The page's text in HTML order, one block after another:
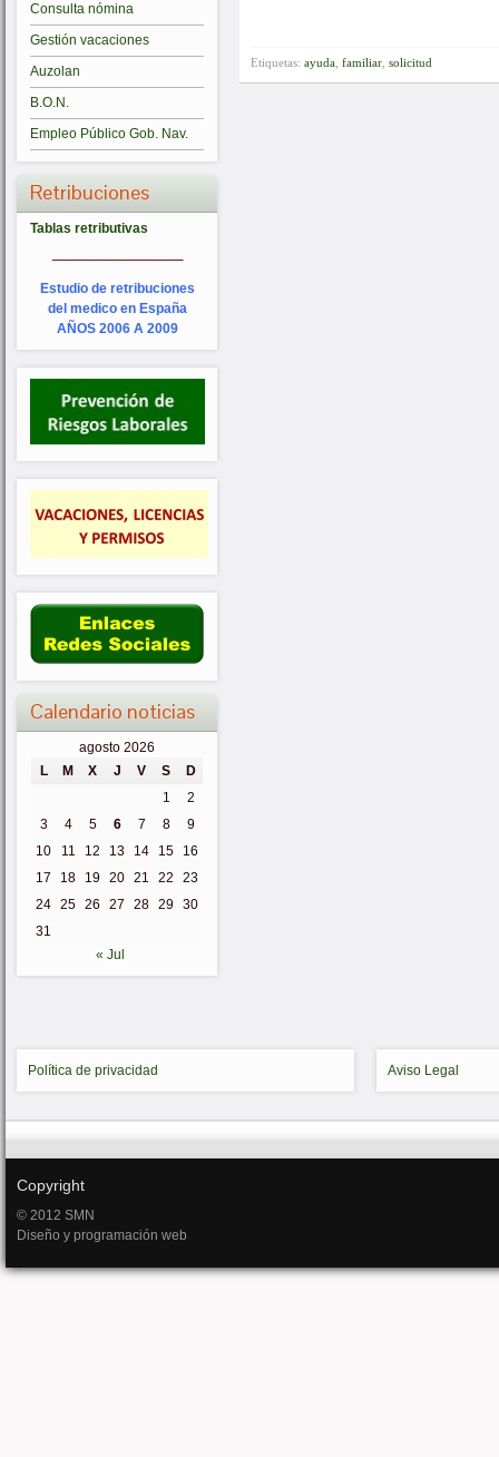
Consulta nómina
Gestión vacaciones
Auzolan
B.O.N.
Empleo Público Gob. Nav.
Retribuciones
Tablas retributivas
Estudio de retribuciones
del medico en España
AÑOS 2006 A 2009
Calendario noticias
agosto 2026
L
M X J V S
D
1
2
3
4 5 6 7 8
9
10
11 12 13 14 15
16
17
18 19 20 21 22
23
24 25 26 27 28 29 30
31
« Jul
Etiquetas: ayuda familiar solicitud
Política de privacidad Aviso Legal
Copyright
© 2012 SMN
Diseño y programación web